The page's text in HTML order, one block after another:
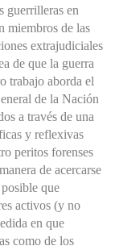
guerrilleras en
miembros de las
extrajudiciales
de que la guerra
trabajo aborda el
de la Nación
a través de una
y reflexivas
peritos forenses
de acercarse
que
activos (y no
en que
como de los